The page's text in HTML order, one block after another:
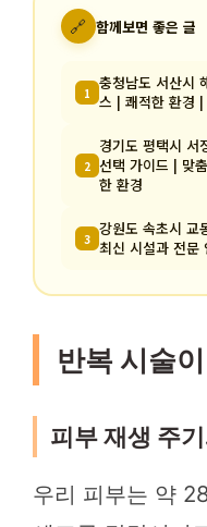
🔗 함께보면 좋은 글
1 충청남도 서산시
스 | 쾌적한 환경 |
2
경기도 평택시 서
선택 가이드 | 맞
한 환경
3 강원도 속초시 교
최신 시설과 전문
반복 시술
피부 재생 주
우리 피부는 약